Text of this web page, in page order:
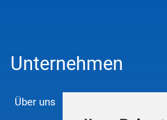
Unternehmen
Über uns